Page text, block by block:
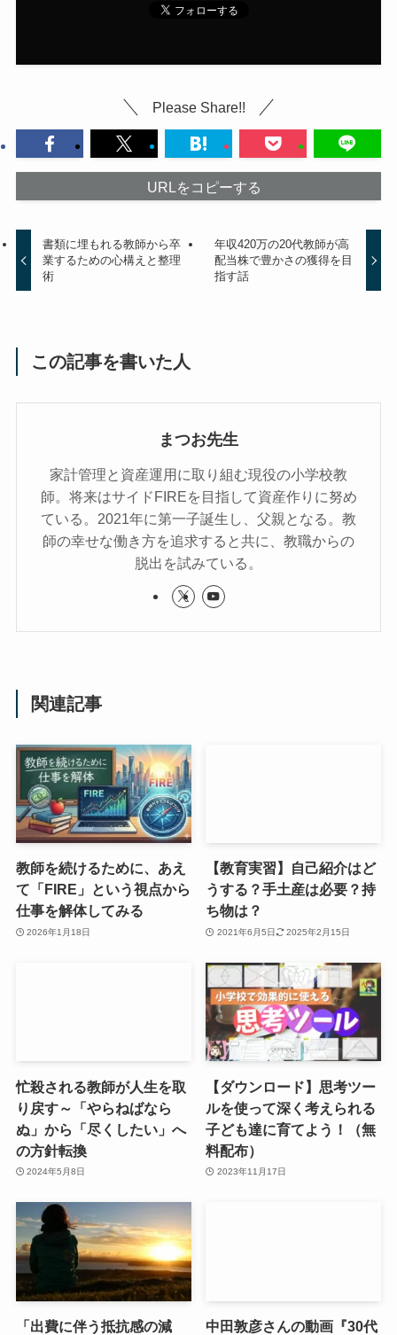
Please Share!!
URLをコピーする
書類に埋もれる教師から卒
業するための心構えと整理
術
年収420万の20代教師が高
配当株で豊かさの獲得を目
指す話
この記事を書いた人
まつお先生
家計管理と資産運用に取り組む現役の小学校教
師。将来はサイドFIREを目指して資産作りに努め
ている。2021年に第一子誕生し、父親となる。教
師の幸せな働き方を追求すると共に、教職からの
脱出を試みている。
関連記事
教師を続けるために、あえ
て「FIRE」という視点から
仕事を解体してみる
2026年1月18日
【教育実習】自己紹介はど
うする？手土産は必要？持
ち物は？
2021年6月5日 2025年2月15日
忙殺される教師が人生を取
り戻す～「やらねばなら
ぬ」から「尽くしたい」へ
の方針転換
2024年5月8日
【ダウンロード】思考ツー
ルを使って深く考えられる
子ども達に育てよう！（無
料配布）
2023年11月17日
「出費に伴う抵抗感の減
中田敦彦さんの動画『30代